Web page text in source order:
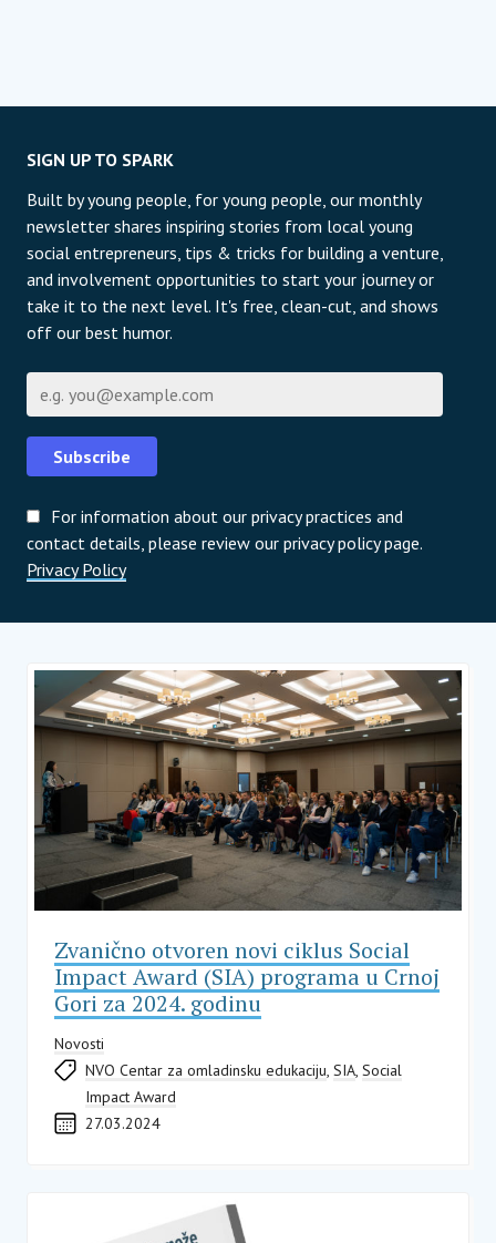
SIGN UP TO SPARK
Built by young people, for young people, our monthly
newsletter shares inspiring stories from local young
social entrepreneurs, tips & tricks for building a venture,
and involvement opportunities to start your journey or
take it to the next level. It's free, clean-cut, and shows
off our best humor.
Subscribe
For information about our privacy practices and
contact details, please review our privacy policy page.
Privacy Policy
Zvanično otvoren novi ciklus Social
Impact Award (SIA) programa u Crnoj
Gori za 2024. godinu
Novosti
NVO Centar za omladinsku edukaciju, SIA, Social
Impact Award
27.03.2024